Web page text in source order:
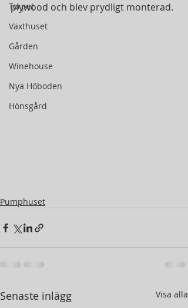
Torpet
Växthuset
Gården
Winehouse
Nya Höboden
Hönsgård
plywood och blev prydligt monterad.
Pumphuset
Senaste inlägg Visa alla